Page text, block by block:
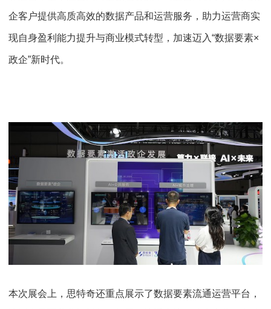
企客户提供高质高效的数据产品和运营服务，助力运营商实
现自身盈利能力提升与商业模式转型，加速迈入“数据要素×
政企”新时代。
本次展会上，思特奇还重点展示了数据要素流通运营平台，